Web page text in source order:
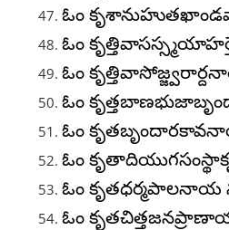
ఓం
ఓం
ఓం
ఓం
ఓం
ఓం
ఓం కృతధర్మపాలనాయ
ఓం